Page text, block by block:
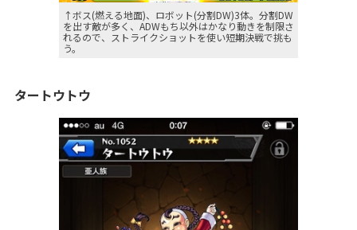
↑ボス(燃える地面)、ロボット(分割DW)3体。分割DW
を出す敵が多く、ADWもち以外はかなり動きを制限さ
れるので、ストライクショットを使い短期決戦で挑も
う。
タートウトウ